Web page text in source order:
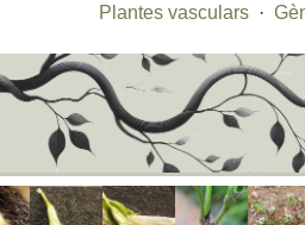
Plantes vasculars ·